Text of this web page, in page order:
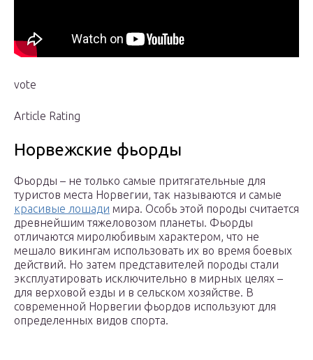
vote
Article Rating
Норвежские фьорды
Фьорды – не только самые притягательные для
туристов места Норвегии, так называются и самые
красивые лошади мира. Особь этой породы считается
древнейшим тяжеловозом планеты. Фьорды
отличаются миролюбивым характером, что не
мешало викингам использовать их во время боевых
действий. Но затем представителей породы стали
эксплуатировать исключительно в мирных целях –
для верховой езды и в сельском хозяйстве. В
современной Норвегии фьордов используют для
определенных видов спорта.